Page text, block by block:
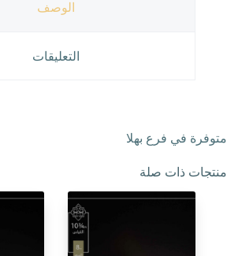
الوصف
التعليقات
متوفرة في فرع بهلا
منتجات ذات صلة